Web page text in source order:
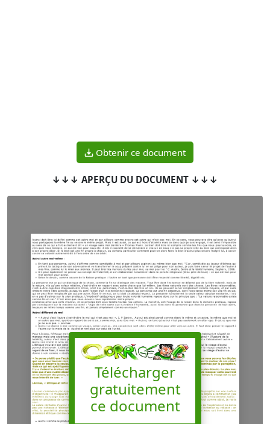
Obtenir ce document
↓↓↓ APERÇU DU DOCUMENT ↓↓↓
Télécharger
gratuitement
ce document